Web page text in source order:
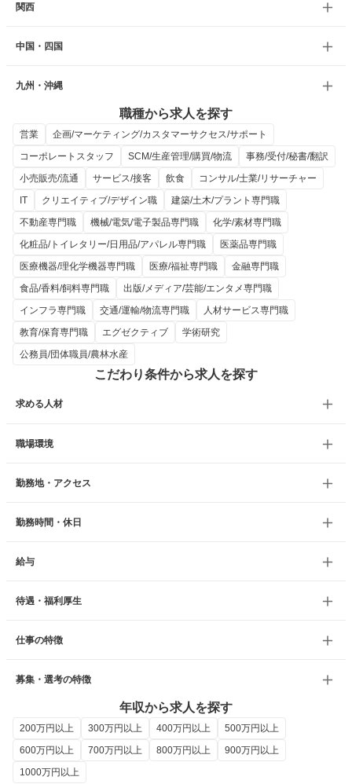
関西
中国・四国
九州・沖縄
職種から求人を探す
営業
企画/マーケティング/カスタマーサクセス/サポート
コーポレートスタッフ
SCM/生産管理/購買/物流
事務/受付/秘書/翻訳
小売販売/流通
サービス/接客 飲食
コンサル/士業/リサーチャー
IT
クリエイティブ/デザイン職
建築/土木/プラント専門職
不動産専門職
機械/電気/電子製品専門職
化学/素材専門職
化粧品/トイレタリー/日用品/アパレル専門職
医薬品専門職
医療機器/理化学機器専門職
医療/福祉専門職
金融専門職
食品/香料/飼料専門職
出版/メディア/芸能/エンタメ専門職
インフラ専門職
交通/運輸/物流専門職
人材サービス専門職
教育/保育専門職
エグゼクティブ
学術研究
公務員/団体職員/農林水産
こだわり条件から求人を探す
求める人材
職場環境
勤務地・アクセス
勤務時間・休日
給与
待遇・福利厚生
仕事の特徴
募集・選考の特徴
年収から求人を探す
200万円以上 300万円以上 400万円以上
500万円以上
600万円以上
700万円以上 800万円以上
900万円以上
1000万円以上